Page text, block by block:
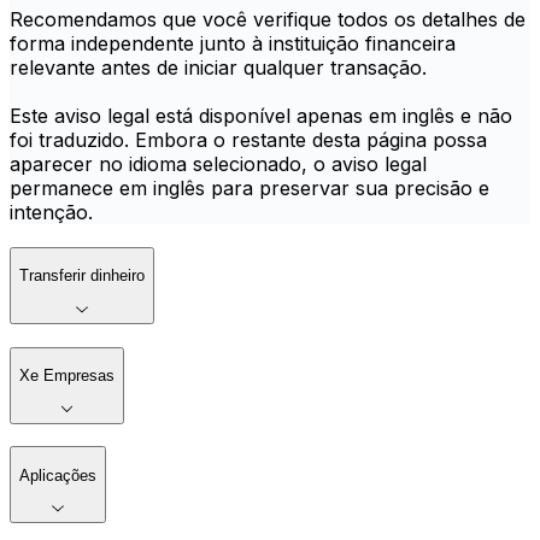
Recomendamos que você verifique todos os detalhes de
forma independente junto à instituição financeira
relevante antes de iniciar qualquer transação.
Este aviso legal está disponível apenas em inglês e não
foi traduzido. Embora o restante desta página possa
aparecer no idioma selecionado, o aviso legal
permanece em inglês para preservar sua precisão e
intenção.
Transferir dinheiro
Xe Empresas
Aplicações